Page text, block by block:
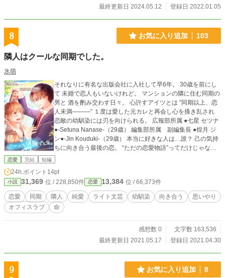
最終更新日 2024.05.12 登録日 2022.01.05
8 お気に入り追加 103
隣人はクールな同期でした。
氷萌
それなりに有名な出版会社に入社して早6年。 30歳を前にし
て 未婚で恋人もいないけれど。 マンションの隣に住む同期の
男と 酒を酌み交わす日々。 心許すアイツとは ”同期以上、恋
人未満―――” １度は愛した元カレと再会し心を搔き乱され
恋敵の幼馴染には刃を向けられる。 広報部所属 ●七星 セツナ
●-Setuna Nanase-（29歳） 編集部所属 副編集長 ●煌月 ジ
ン●-Jin Kouduki-（29歳） 本当に好きな人は…誰？ 己の気持
ちに向き合う最後の恋。 “ただの恋愛物語”ってだけじゃない
命と、人との 向き合うという事。 現実に、なさそうな だけ
描いた 等身大のラブストーリー。
恋愛 完結 短編
24h.ポイント 14pt
小説 31,369 位 / 228,850件 恋愛 13,384 位 / 66,373件
恋愛 同期 隣人 純愛 ライト文芸 幼馴染 向き合う
思いやり
オフィスラブ
命
感想数 0
文字数 163,536
最終更新日 2021.05.17
登録日 2021.04.30
9 お気に入り追加 8